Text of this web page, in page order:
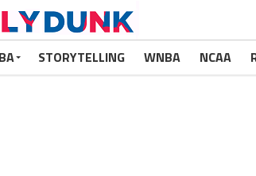
STORYTELLING WNBA NCAA